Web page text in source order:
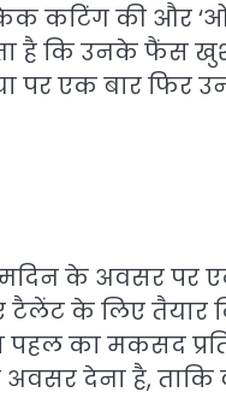
कटिंग की और
है कि उनके फैंस
पर एक बार फिर
के अवसर पर
टैलेंट के लिए तैयार
का मकसद
अवसर देना है,